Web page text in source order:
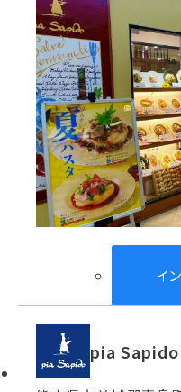
イ
pia Sapido